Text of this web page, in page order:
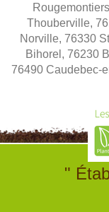
Thouberville,
Norville, 76330
Bihorel, 76230
76490 Caudebec-
"